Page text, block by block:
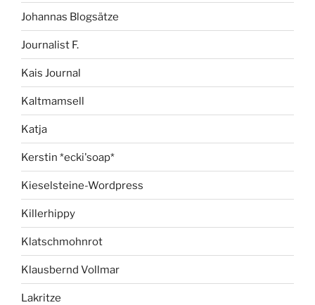
Johannas Blogsätze
Journalist F.
Kais Journal
Kaltmamsell
Katja
Kerstin *ecki'soap*
Kieselsteine-Wordpress
Killerhippy
Klatschmohnrot
Klausbernd Vollmar
Lakritze